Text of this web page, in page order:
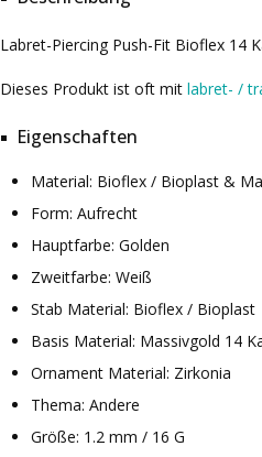
Labret-Piercing Push-Fit Bioflex 14
Dieses Produkt ist oft mit labret- /
Eigenschaften
Material: Bioflex / Bioplast &
Form: Aufrecht
Hauptfarbe: Golden
Zweitfarbe: Weiß
Stab Material: Bioflex / Bioplast
Basis Material: Massivgold 14
Ornament Material: Zirkonia
Thema: Andere
Größe: 1.2 mm / 16 G